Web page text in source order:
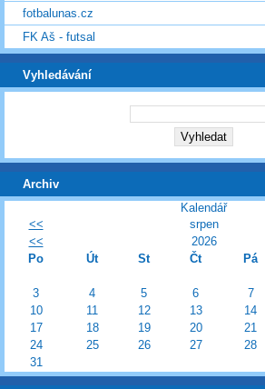
fotbalunas.cz
FK Aš - futsal
Vyhledávání
Archiv
Kalendář
<<
srpen
<<
2026
Po
Út St Čt Pá
3
4 5 6 7
10
11 12 13 14
17
18 19 20 21
24
25 26 27 28
31